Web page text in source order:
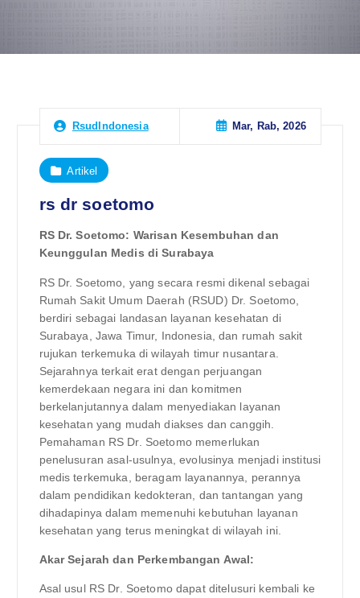
RsudIndonesia Mar, Rab, 2026
Artikel
rs dr soetomo
RS Dr. Soetomo: Warisan Kesembuhan dan
Keunggulan Medis di Surabaya
RS Dr. Soetomo, yang secara resmi dikenal sebagai
Rumah Sakit Umum Daerah (RSUD) Dr. Soetomo,
berdiri sebagai landasan layanan kesehatan di
Surabaya, Jawa Timur, Indonesia, dan rumah sakit
rujukan terkemuka di wilayah timur nusantara.
Sejarahnya terkait erat dengan perjuangan
kemerdekaan negara ini dan komitmen
berkelanjutannya dalam menyediakan layanan
kesehatan yang mudah diakses dan canggih.
Pemahaman RS Dr. Soetomo memerlukan
penelusuran asal-usulnya, evolusinya menjadi institusi
medis terkemuka, beragam layanannya, perannya
dalam pendidikan kedokteran, dan tantangan yang
dihadapinya dalam memenuhi kebutuhan layanan
kesehatan yang terus meningkat di wilayah ini.
Akar Sejarah dan Perkembangan Awal:
Asal usul RS Dr. Soetomo dapat ditelusuri kembali ke